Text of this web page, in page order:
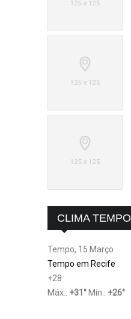
CLIMA TEMPO
Tempo, 15 Março
Tempo em Recife
+28
Máx.: +31 ° Mín.: +26°